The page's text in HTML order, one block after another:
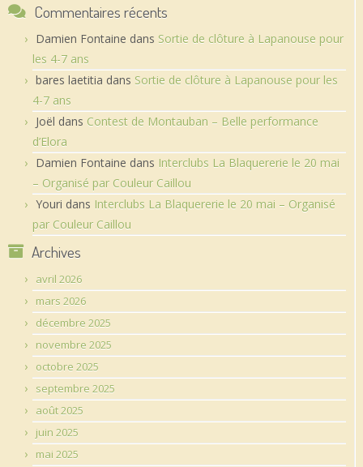
Commentaires récents
Damien Fontaine dans Sortie de clôture à Lapanouse pour
les 4-7 ans
bares laetitia dans Sortie de clôture à Lapanouse pour les
4-7 ans
Joël dans Contest de Montauban – Belle performance
d’Elora
Damien Fontaine dans Interclubs La Blaquererie le 20 mai
– Organisé par Couleur Caillou
Youri dans Interclubs La Blaquererie le 20 mai – Organisé
par Couleur Caillou
Archives
avril 2026
mars 2026
décembre 2025
novembre 2025
octobre 2025
septembre 2025
août 2025
juin 2025
mai 2025